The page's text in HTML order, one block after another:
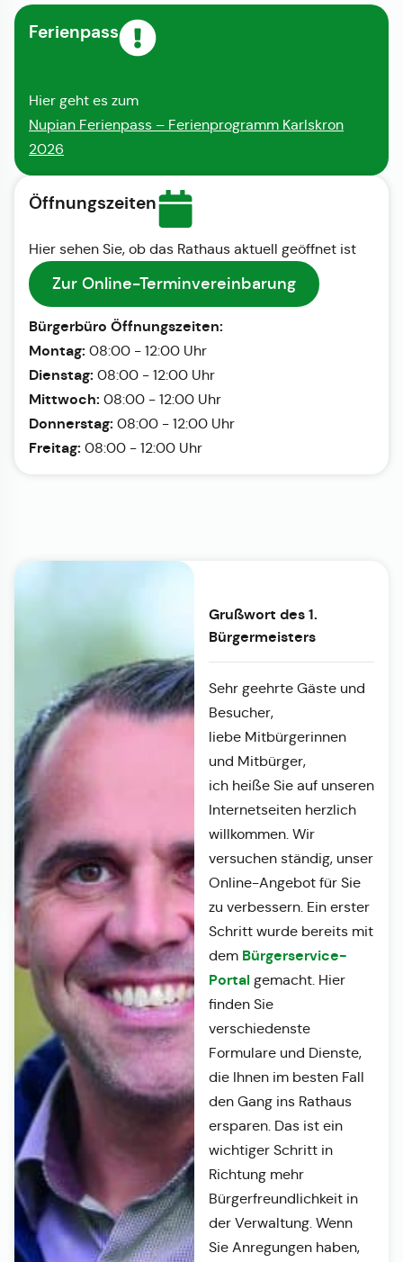
Ferienpass
Hier geht es zum
Nupian Ferienpass – Ferienprogramm Karlskron
2026
Öffnungszeiten
Hier sehen Sie, ob das Rathaus aktuell geöffnet ist
Zur Online-Terminvereinbarung
Bürgerbüro Öffnungszeiten:
Montag: 08:00 - 12:00 Uhr
Dienstag: 08:00 - 12:00 Uhr
Mittwoch: 08:00 - 12:00 Uhr
Donnerstag: 08:00 - 12:00 Uhr
Freitag: 08:00 - 12:00 Uhr
Grußwort des 1.
Bürgermeisters
Sehr geehrte Gäste und
Besucher,
liebe Mitbürgerinnen
und Mitbürger,
ich heiße Sie auf unseren
Internetseiten herzlich
willkommen. Wir
versuchen ständig, unser
Online-Angebot für Sie
zu verbessern. Ein erster
Schritt wurde bereits mit
dem Bürgerservice-
Portalgemacht. Hier
finden Sie
verschiedenste
Formulare und Dienste,
die Ihnen im besten Fall
den Gang ins Rathaus
ersparen. Das ist ein
wichtiger Schritt in
Richtung mehr
Bürgerfreundlichkeit in
der Verwaltung. Wenn
Sie Anregungen haben,